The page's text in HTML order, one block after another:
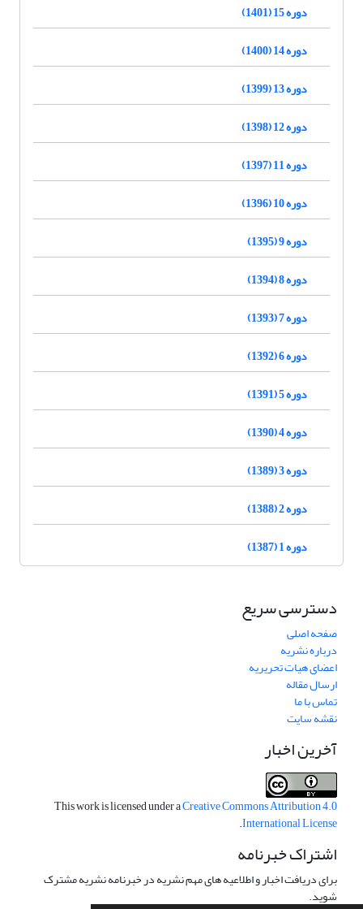
دوره 15 (1401)
دوره 14 (1400)
دوره 13 (1399)
دوره 12 (1398)
دوره 11 (1397)
دوره 10 (1396)
دوره 9 (1395)
دوره 8 (1394)
دوره 7 (1393)
دوره 6 (1392)
دوره 5 (1391)
دوره 4 (1390)
دوره 3 (1389)
دوره 2 (1388)
دوره 1 (1387)
دسترسی سریع
صفحه اصلی
درباره نشریه
اعضای هیات تحریریه
ارسال مقاله
تماس با ما
نقشه سایت
آخرین اخبار
This work is licensed under aCreative Commons Attribution 4.0
International License
.
اشتراک خبرنامه
برای دریافت اخبار و اطلاعیه های مهم نشریه در خبرنامه نشریه مشترک
شوید.